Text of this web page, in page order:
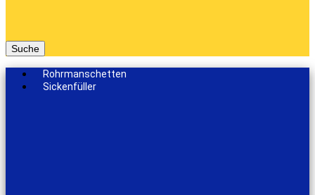
Suche
Rohrmanschetten
Sickenfüller